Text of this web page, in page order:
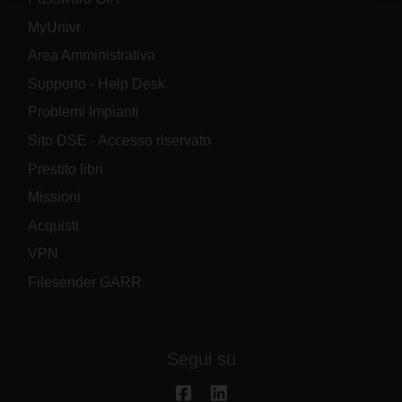
raccolto dal tuo utilizzo dei loro servizi.
MyUnivr
Area Amministrativa
Supporto - Help Desk
Problemi Impianti
Sito DSE - Accesso riservato
Prestito libri
Missioni
Acquisti
VPN
Filesender GARR
Segui su